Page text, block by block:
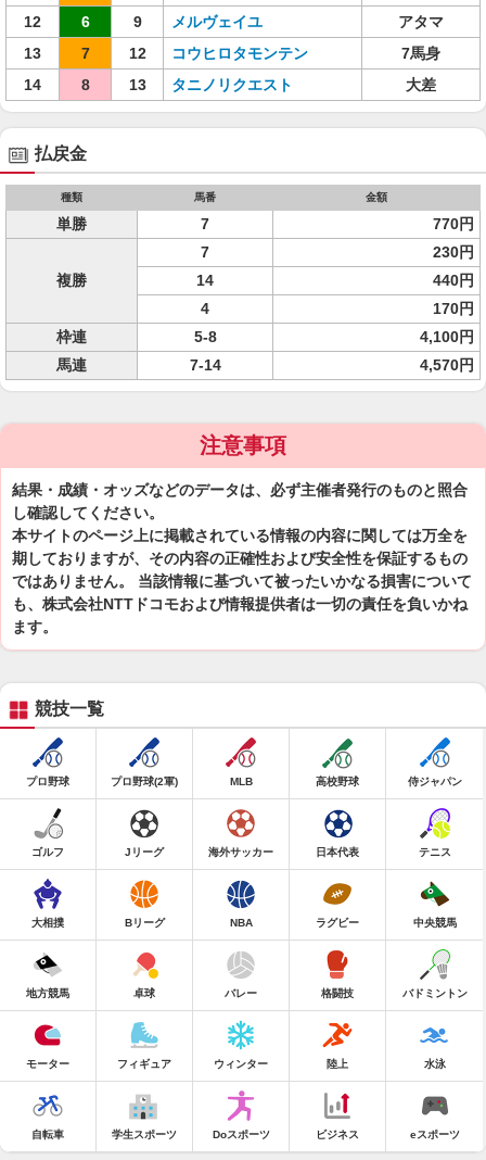
12
6 9 メルヴェイユ
アタマ
13
7 12 コウヒロタモンテン
7馬身
14
8 13 タニノリクエスト 大差
払戻金
種類 馬番 金額
単勝 7 770円
複勝
7
230円
14
440円
4
170円
枠連
5-8
4,100円
馬連
7-14 4,570円
注意事項
結果・成績・オッズなどのデータは、必ず主催者発行のものと照合
し確認してください。
本サイトのページ上に掲載されている情報の内容に関しては万全を
期しておりますが、その内容の正確性および安全性を保証するもの
ではありません。 当該情報に基づいて被ったいかなる損害について
も、株式会社NTTドコモおよび情報提供者は一切の責任を負いかね
ます。
競技一覧
プロ野球 プロ野球(2軍) MLB 高校野球 侍ジャパン
ゴルフ Jリーグ 海外サッカー 日本代表 テニス
大相撲 Bリーグ NBA ラグビー 中央競馬
地方競馬 卓球 バレー 格闘技 バドミントン
モーター フィギュア ウィンター 陸上 水泳
自転車 学生スポーツ Doスポーツ ビジネス eスポーツ